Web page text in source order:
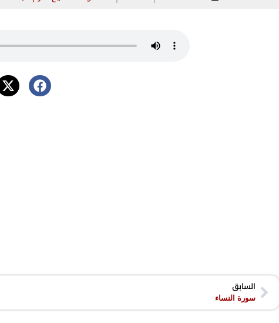
السابق
سورة النساء